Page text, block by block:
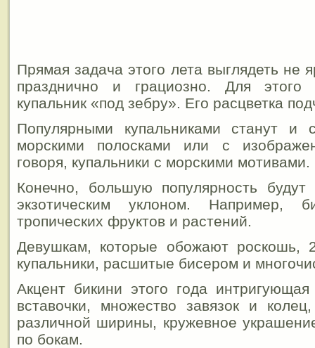
Прямая задача этого лета выглядеть не
празднично и грациозно. Для этого
купальник «под зебру». Его расцветка
Популярными купальниками станут и
морскими полосками или с
говоря, купальники с морскими мотивами.
Конечно, большую популярность будут
экзотическим уклоном. Например,
тропических фруктов и растений.
Девушкам, которые обожают роскошь,
купальники, расшитые бисером и
Акцент бикини этого года
вставочки, множество завязок и
различной ширины, кружевное
по бокам.